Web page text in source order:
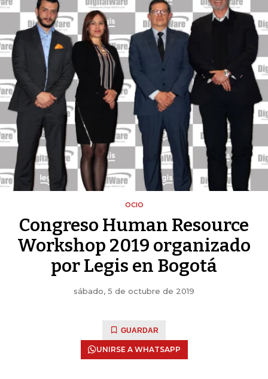
OCIO
Congreso Human Resource
Workshop 2019 organizado
por Legis en Bogotá
sábado, 5 de octubre de 2019
GUARDAR
UNIRSE A WHATSAPP